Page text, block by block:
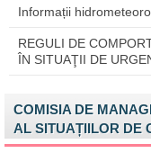
Informații
REGULI DE
ÎN SITUAŢII DE
COMISIA DE
AL SITUAȚIILOR DE